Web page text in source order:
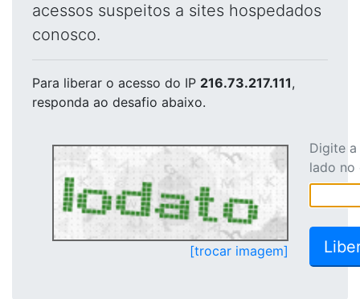
acessos suspeitos a sites hospedados
conosco.
Para liberar o acesso do IP 216.73.217.111,
responda ao desafio abaixo.
[trocar imagem]
Digite
lado no